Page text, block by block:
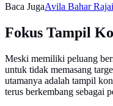
Baca JugaAvila Bahar
Fokus Tampil
Meski memiliki peluang
untuk tidak memasang
utamanya adalah tampil
terus berkembang sebagai